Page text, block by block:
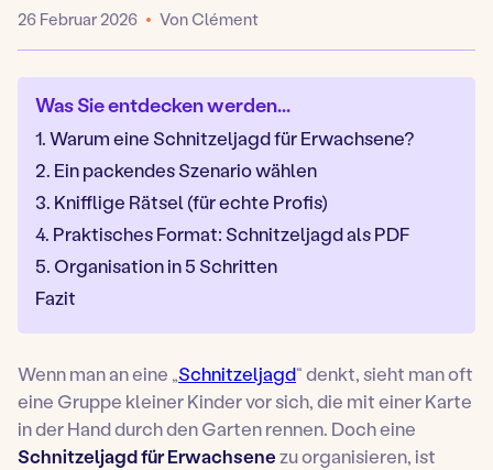
Veröffentlicht
26 Februar 2026 Von Clément
Was Sie entdecken werden...
1. Warum eine Schnitzeljagd für Erwachsene?
2. Ein packendes Szenario wählen
3. Knifflige Rätsel (für echte Profis)
4. Praktisches Format: Schnitzeljagd als PDF
5. Organisation in 5 Schritten
Fazit
Wenn man an eine „Schnitzeljagd“ denkt, sieht man oft
eine Gruppe kleiner Kinder vor sich, die mit einer Karte
in der Hand durch den Garten rennen. Doch eine
Schnitzeljagd für Erwachsenezu organisieren, ist